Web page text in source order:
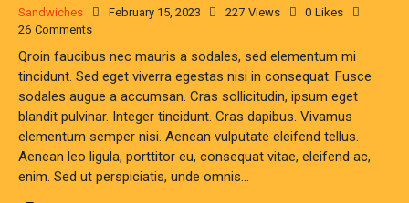
Sandwiches February 15, 2023 227 Views 0 Likes
26 Comments
Qroin faucibus nec mauris a sodales, sed elementum mi
tincidunt. Sed eget viverra egestas nisi in consequat. Fusce
sodales augue a accumsan. Cras sollicitudin, ipsum eget
blandit pulvinar. Integer tincidunt. Cras dapibus. Vivamus
elementum semper nisi. Aenean vulputate eleifend tellus.
Aenean leo ligula, porttitor eu, consequat vitae, eleifend ac,
enim. Sed ut perspiciatis, unde omnis…